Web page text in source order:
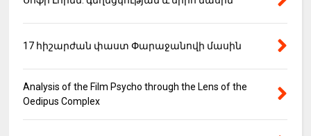
17 հիշարժան փաստ Փարաջանովի մասին
Analysis of the Film Psycho through the Lens of the
Oedipus Complex